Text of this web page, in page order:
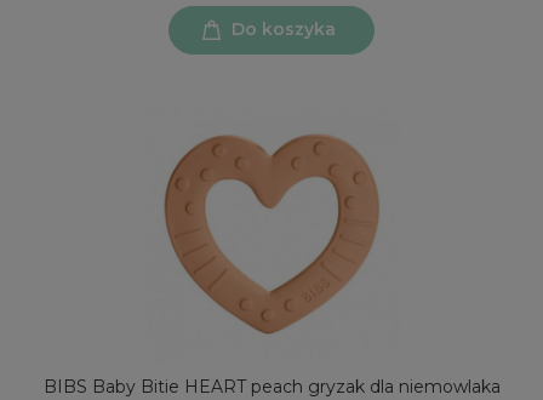
Do koszyka
BIBS Baby Bitie HEART peach gryzak dla niemowlaka